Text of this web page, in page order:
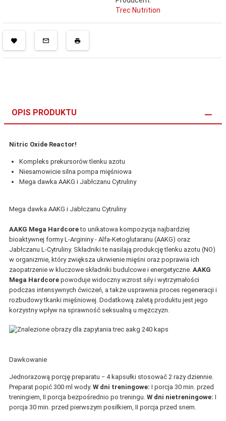
Trec Nutrition
OPIS PRODUKTU
Nitric Oxide Reactor!
Kompleks prekursorów tlenku azotu
Niesamowicie silna pompa mięśniowa
Mega dawka AAKG i Jabłczanu Cytruliny
Mega dawka AAKG i Jabłczanu Cytruliny
AAKG Mega Hardcoreto unikatowa kompozycja najbardziej
bioaktywnej formy L-Argininy - Alfa-Ketoglutaranu (AAKG) oraz
Jabłczanu L-Cytruliny. Składniki te nasilają produkcję tlenku azotu (NO)
w organizmie, który zwiększa ukrwienie mięśni oraz poprawia ich
zaopatrzenie w kluczowe składniki budulcowe i energetyczne. AAKG
Mega Hardcore powoduje widoczny wzrost siły i wytrzymałości
podczas intensywnych ćwiczeń, a także usprawnia proces regeneracji i
rozbudowy tkanki mięśniowej. Dodatkową zaletą produktu jest jego
korzystny wpływ na sprawność seksualną u mężczyzn.
Dawkowanie
Jednorazową porcję preparatu ‒ 4 kapsułki stosować 2 razy dziennie.
Preparat popić 300 ml wody. W dni treningowe: I porcja 30 min. przed
treningiem, II porcja bezpośrednio po treningu. W dni nietreningowe: I
porcja 30 min. przed pierwszym posiłkiem, II porcja przed snem.